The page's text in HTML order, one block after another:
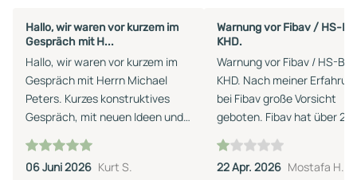
Hallo, wir waren vor kurzem im
Gespräch mit H...
Hallo, wir waren vor kurzem im
Gespräch mit Herrn Michael
Peters. Kurzes konstruktives
Gespräch, mit neuen Ideen und
Budget entspricht und für uns
darstellbar ist . Jetzt wollen wir
06 Juni 2026 Kurt S.
Warnung vor Fibav / HS-
KHD.
Warnung vor Fibav / HS-
KHD. Nach meiner
bei Fibav große Vorsicht
geboten. Fibav hat über 20
Nordostdeutschland. Als
hat man zunächst den
22 Apr. 2026 Mostafa H.